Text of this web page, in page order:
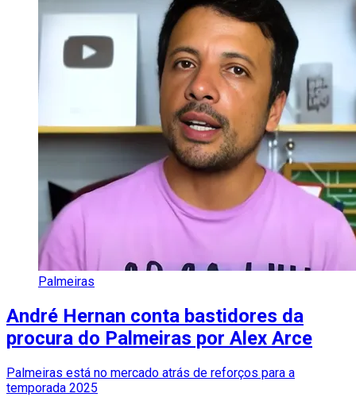
Palmeiras
André Hernan conta bastidores da
procura do Palmeiras por Alex Arce
Palmeiras está no mercado atrás de reforços para a
temporada 2025